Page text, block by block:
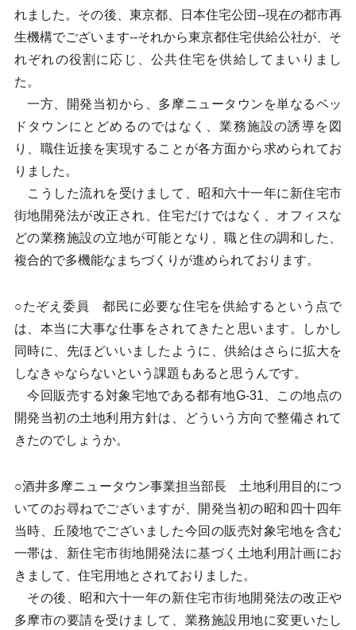
れました。その後、東京都、日本住宅公団--現在の都市再
生機構でございます--それから東京都住宅供給公社が、そ
れぞれの役割に応じ、公共住宅を供給してまいりまし
た。
一方、開発当初から、多摩ニュータウンを単なるベッ
ドタウンにとどめるのではなく、業務施設の誘導を図
り、職住近接を実現することが各方面から求められてお
りました。
こうした流れを受けまして、昭和六十一年に新住宅市
街地開発法が改正され、住宅だけではなく、オフィスな
どの業務施設の立地が可能となり、職と住の調和した、
複合的で多機能なまちづくりが進められております。
○たぞえ委員 都民に必要な住宅を供給するという点で
は、本当に大事な仕事をされてきたと思います。しかし
同時に、先ほどいいましたように、供給はさらに拡大を
しなきゃならないという課題もあると思うんです。
今回販売する対象宅地である都有地G-31、この地点の
開発当初の土地利用方針は、どういう方向で整備されて
きたのでしょうか。
○酒井多摩ニュータウン事業担当部長 土地利用目的につ
いてのお尋ねでございますが、開発当初の昭和四十四年
当時、丘陵地でございました今回の販売対象宅地を含む
一帯は、新住宅市街地開発法に基づく土地利用計画にお
きまして、住宅用地とされておりました。
その後、昭和六十一年の新住宅市街地開発法の改正や
多摩市の要請を受けまして、業務施設用地に変更いたし